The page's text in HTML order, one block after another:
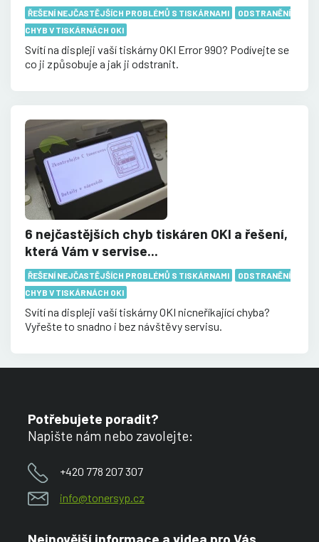
ŘEŠENÍ NEJČASTĚJŠÍCH PROBLÉMŮ S TISKÁRNAMI
ODSTRANĚNÍ
CHYB V TISKÁRNÁCH OKI
Svítí na displeji vaší tiskárny OKI Error 990? Podívejte se
co ji způsobuje a jak ji odstranit.
6 nejčastějších chyb tiskáren OKI a řešení,
která Vám v servise...
ŘEŠENÍ NEJČASTĚJŠÍCH PROBLÉMŮ S TISKÁRNAMI
ODSTRANĚNÍ
CHYB V TISKÁRNÁCH OKI
Svítí na displeji vaší tiskárny OKI nicneříkající chyba?
Vyřešte to snadno i bez návštěvy servisu.
Potřebujete poradit?
Napište nám nebo zavolejte:
+420 778 207 307
info@tonersyp.cz